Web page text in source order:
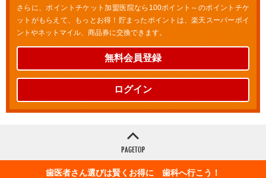
さらに、ポイントチケット加盟医院なら100ポイント～のポイントチケ
ットがもらえて、もっとお得！貯まったポイントは、楽天スーパーポイ
ントやネットマイル、商品券に交換できます。
無料会員登録
ログイン
歯医者さん選びは賢くお得に 歯科へ行こう！